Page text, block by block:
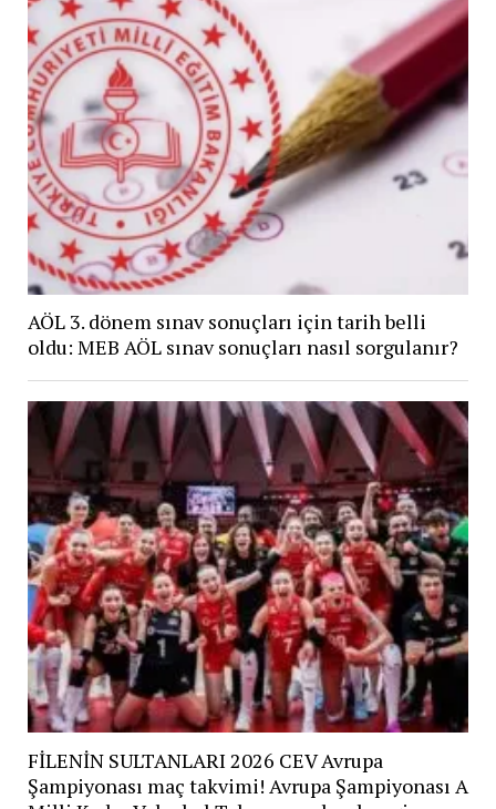
AÖL 3. dönem sınav sonuçları için tarih belli
oldu: MEB AÖL sınav sonuçları nasıl sorgulanır?
FİLENİN SULTANLARI 2026 CEV Avrupa
Şampiyonası maç takvimi! Avrupa Şampiyonası A